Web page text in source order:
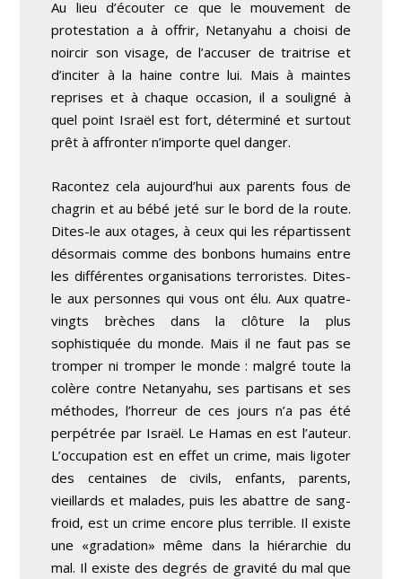
Au lieu d’écouter ce que le mouvement de
protestation a à offrir, Netanyahu a choisi de
noircir son visage, de l’accuser de traitrise et
d’inciter à la haine contre lui. Mais à maintes
reprises et à chaque occasion, il a souligné à
quel point Israël est fort, déterminé et surtout
prêt à affronter n’importe quel danger.
Racontez cela aujourd’hui aux parents fous de
chagrin et au bébé jeté sur le bord de la route.
Dites-le aux otages, à ceux qui les répartissent
désormais comme des bonbons humains entre
les différentes organisations terroristes. Dites-
le aux personnes qui vous ont élu. Aux quatre-
vingts brèches dans la clôture la plus
sophistiquée du monde. Mais il ne faut pas se
tromper ni tromper le monde : malgré toute la
colère contre Netanyahu, ses partisans et ses
méthodes, l’horreur de ces jours n’a pas été
perpétrée par Israël. Le Hamas en est l’auteur.
L’occupation est en effet un crime, mais ligoter
des centaines de civils, enfants, parents,
vieillards et malades, puis les abattre de sang-
froid, est un crime encore plus terrible. Il existe
une «gradation» même dans la hiérarchie du
mal. Il existe des degrés de gravité du mal que